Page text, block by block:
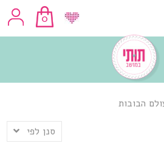
0
הבובות
סנן לפי